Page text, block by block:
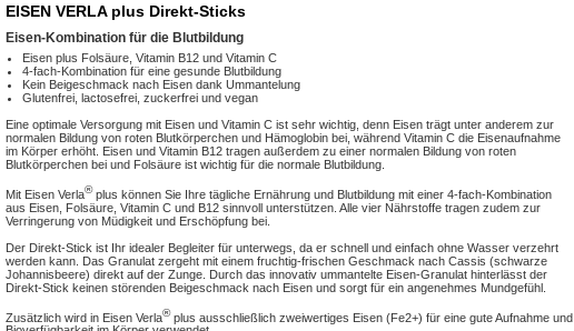
EISEN VERLA plus Direkt-Sticks
Eisen-Kombination für die Blutbildung
Eisen plus Folsäure, Vitamin B12 und Vitamin C
4-fach-Kombination für eine gesunde Blutbildung
Kein Beigeschmack nach Eisen dank Ummantelung
Glutenfrei, lactosefrei, zuckerfrei und vegan
Eine optimale Versorgung mit Eisen und Vitamin C ist sehr wichtig, denn Eisen trägt unter anderem zur
normalen Bildung von roten Blutkörperchen und Hämoglobin bei, während Vitamin C die Eisenaufnahme
im Körper erhöht. Eisen und Vitamin B12 tragen außerdem zu einer normalen Bildung von roten
Blutkörperchen bei und Folsäure ist wichtig für die normale Blutbildung.
Mit Eisen Verla®plus können Sie Ihre tägliche Ernährung und Blutbildung mit einer 4-fach-Kombination
aus Eisen, Folsäure, Vitamin C und B12 sinnvoll unterstützen. Alle vier Nährstoffe tragen zudem zur
Verringerung von Müdigkeit und Erschöpfung bei.
Der Direkt-Stick ist Ihr idealer Begleiter für unterwegs, da er schnell und einfach ohne Wasser verzehrt
werden kann. Das Granulat zergeht mit einem fruchtig-frischen Geschmack nach Cassis (schwarze
Johannisbeere) direkt auf der Zunge. Durch das innovativ ummantelte Eisen-Granulat hinterlässt der
Direkt-Stick keinen störenden Beigeschmack nach Eisen und sorgt für ein angenehmes Mundgefühl.
Zusätzlich wird in Eisen Verla®plus ausschließlich zweiwertiges Eisen (Fe2+) für eine gute Aufnahme und